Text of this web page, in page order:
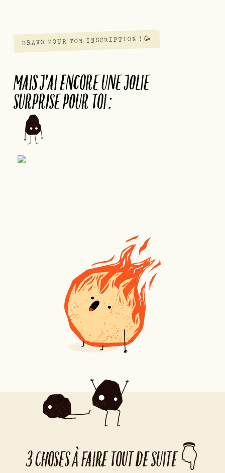
BRAVO POUR TON INSCRIPTION ! 🥳
MAIS J'AI ENCORE UNE JOLIE
SURPRISE POUR TOI :
3 CHOSES À FAIRE TOUT DE SUITE 👇